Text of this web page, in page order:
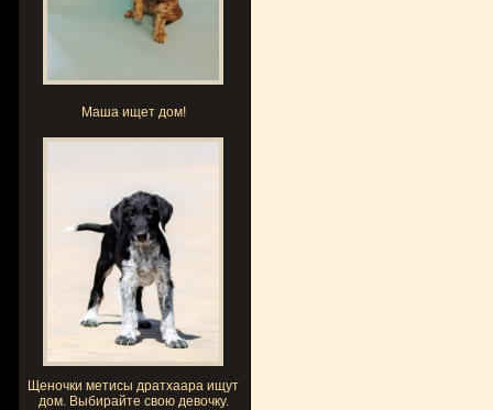
Маша ищет дом!
Щеночки метисы дратхаара ищут
дом. Выбирайте свою девочку.